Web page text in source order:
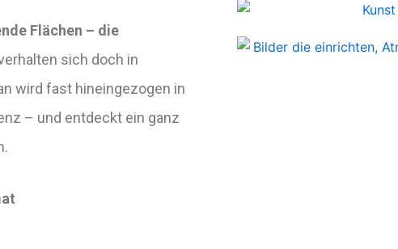
Flächen – die
sich doch in
wird fast hineingezogen in
– und entdeckt ein ganz